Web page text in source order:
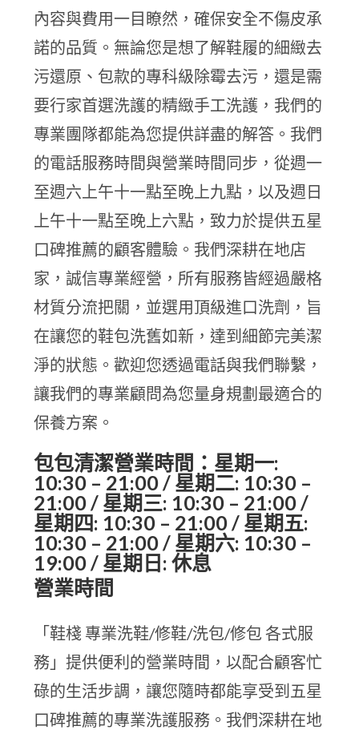
內容與費用一目瞭然，確保安全不傷皮承
諾的品質。無論您是想了解鞋履的細緻去
污還原、包款的專科級除霉去污，還是需
要行家首選洗護的精緻手工洗護，我們的
專業團隊都能為您提供詳盡的解答。我們
的電話服務時間與營業時間同步，從週一
至週六上午十一點至晚上九點，以及週日
上午十一點至晚上六點，致力於提供五星
口碑推薦的顧客體驗。我們深耕在地店
家，誠信專業經營，所有服務皆經過嚴格
材質分流把關，並選用頂級進口洗劑，旨
在讓您的鞋包洗舊如新，達到細節完美潔
淨的狀態。歡迎您透過電話與我們聯繫，
讓我們的專業顧問為您量身規劃最適合的
保養方案。
包包清潔營業時間：星期一:
10:30 – 21:00 / 星期二: 10:30 –
21:00 / 星期三: 10:30 – 21:00 /
星期四: 10:30 – 21:00 / 星期五:
10:30 – 21:00 / 星期六: 10:30 –
19:00 / 星期日: 休息
營業時間
「鞋棧 專業洗鞋/修鞋/洗包/修包 各式服
務」提供便利的營業時間，以配合顧客忙
碌的生活步調，讓您隨時都能享受到五星
口碑推薦的專業洗護服務。我們深耕在地